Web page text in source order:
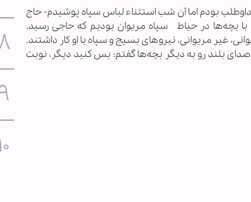
بودم اما آن شب استثناء لباس سپاه پوشیدم- حاج
بچه‌ها در حیاط سپاه مریوان بودیم که حاجى رسید.
غیر مریوانی، نیروهای بسیج و سپاه با او کار داشتند.
بلند رو به دیگر بچه‌ها گفتم: بس کنید دیگر، نوبت